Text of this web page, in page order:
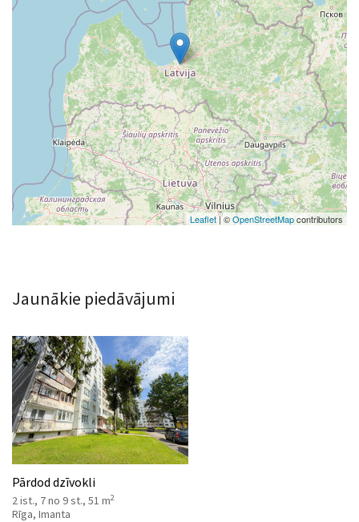
Leaflet| ©OpenStreetMapcontributors
Jaunākie piedāvājumi
Pārdod dzīvokli
2 ist., 7 no 9 st., 51 m2
Rīga, Imanta